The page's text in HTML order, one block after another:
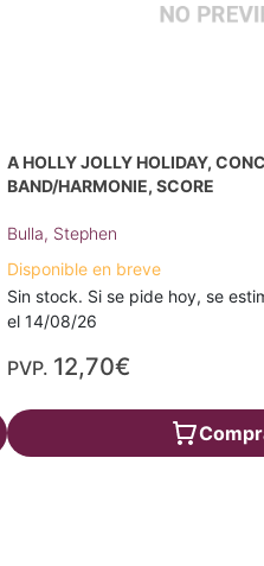
A HOLLY JOLLY HOLIDAY,
BAND/HARMONIE, SCORE
Bulla, Stephen
Disponible en breve
Sin stock. Si se pide hoy, se
el 14/08/26
PVP. 12,70€